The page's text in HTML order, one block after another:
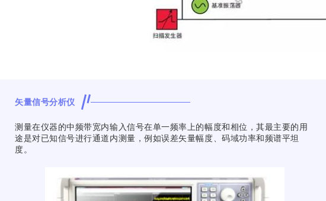
矢量信号分析仪
测量在仪器的中频带宽内输入信号在单一频率上的幅度和相位，其最主要的用
途是对已知信号进行通道内测量，例如误差矢量幅度、码域功率和频谱平坦
度。